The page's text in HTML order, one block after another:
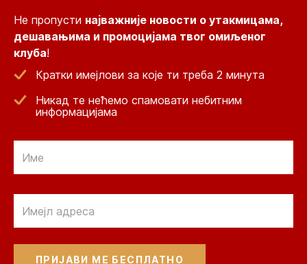
Не пропусти најважније новости о утакмицама,
дешавањима и промоцијама твог омиљеног
клуба!
Кратки имејлови за које ти треба 2 минута
Никад те нећемо спамовати небитним
информацијама